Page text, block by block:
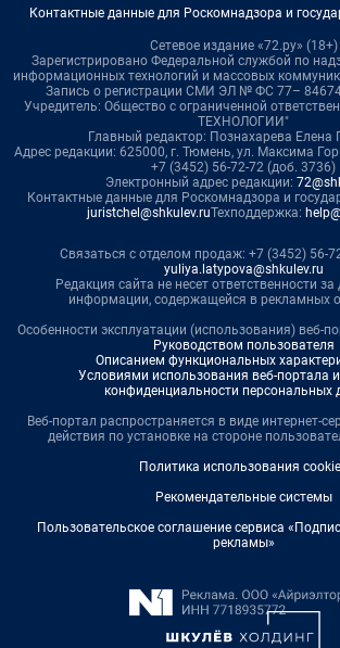
Контактные данные для Роскомнадзора и
Сетевое издание «72.ру» (18+)
Зарегистрировано Федеральной службой по
информационных технологий и массовых
Запись о регистрации СМИ ЭЛ № ФС 77– 84674
Учредитель: Общество с ограниченной
ТЕХНОЛОГИИ"
Главный редактор: Познахарева Елена
Адрес редакции: 625000, г. Тюмень, ул. Максима
+7 (3452) 56-72-72 (доб. 3736)
Электронный адрес редакции:
Контактные данные для Роскомнадзора и
juristchel@shkulev.ruТехподдержка:
Связаться с отделом продаж: +7 (3452) 56-
yuliya.latypova@shkulev.ru
Редакция сайта не несет ответственности за
информации, содержащейся в рекламных
Особенности эксплуатации (использования) веб-
Руководством пользователя
Описанием функциональных
Условиями использования веб-портала
конфиденциальности персональных
Веб-портал распространяется в виде интернет-
действия по установке на стороне
Политика использования
Рекомендательные системы
Пользовательское соглашение сервиса
рекламы»